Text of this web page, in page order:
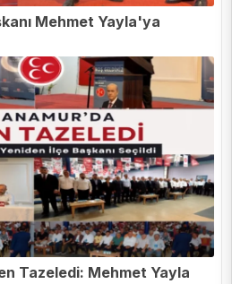
Mehmet Yayla'ya
Tazeledi: Mehmet Yayla